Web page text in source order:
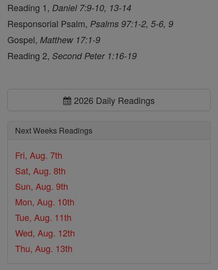
Reading 1, Daniel 7:9-10, 13-14
Responsorial Psalm, Psalms 97:1-2, 5-6, 9
Gospel, Matthew 17:1-9
Reading 2, Second Peter 1:16-19
2026 Daily Readings
Next Weeks Readings
Fri, Aug. 7th
Sat, Aug. 8th
Sun, Aug. 9th
Mon, Aug. 10th
Tue, Aug. 11th
Wed, Aug. 12th
Thu, Aug. 13th